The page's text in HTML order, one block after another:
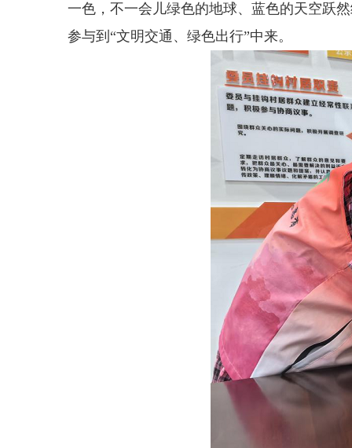
一色，不一会儿绿色的地球、蓝色的天空跃
参与到“文明交通、绿色出行”中来。